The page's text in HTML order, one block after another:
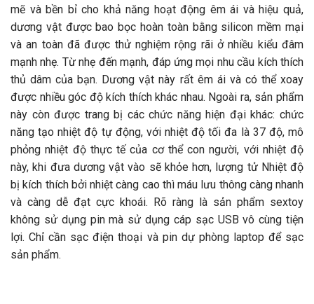
mẽ và bền bỉ cho khả năng hoạt động êm ái và hiệu quả,
dương vật được bao bọc hoàn toàn bằng silicon mềm mại
và an toàn đã được thử nghiệm rộng rãi ở nhiều kiểu đâm
mạnh nhẹ. Từ nhẹ đến mạnh, đáp ứng mọi nhu cầu kích thích
thủ dâm của bạn. Dương vật này rất êm ái và có thể xoay
được nhiều góc độ kích thích khác nhau. Ngoài ra, sản phẩm
này còn được trang bị các chức năng hiện đại khác: chức
năng tạo nhiệt độ tự động, với nhiệt độ tối đa là 37 độ, mô
phỏng nhiệt độ thực tế của cơ thể con người, với nhiệt độ
này, khi đưa dương vật vào sẽ khỏe hơn, lượng tử Nhiệt độ
bị kích thích bởi nhiệt càng cao thì máu lưu thông càng nhanh
và càng dễ đạt cực khoái. Rõ ràng là sản phẩm sextoy
không sử dụng pin mà sử dụng cáp sạc USB vô cùng tiện
lợi. Chỉ cần sạc điện thoại và pin dự phòng laptop để sạc
sản phẩm.